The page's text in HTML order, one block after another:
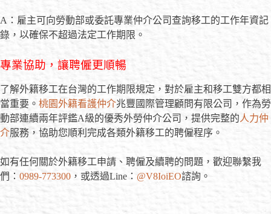
A：雇主可向勞動部或委託專業仲介公司查詢移工的工作年資記
錄，以確保不超過法定工作期限。
專業協助，讓聘僱更順暢
了解外籍移工在台灣的工作期限規定，對於雇主和移工雙方都相
當重要。 桃園外籍看護仲介兆豐國際管理顧問有限公司，作為勞
動部連續兩年評鑑A級的優秀外勞仲介公司，提供完整的人力仲
介服務，協助您順利完成各類外籍移工的聘僱程序。
如有任何關於外籍移工申請、聘僱及續聘的問題，歡迎聯繫我
們： 0989-773300 ，或透過Line： @V8IoiEO諮詢。